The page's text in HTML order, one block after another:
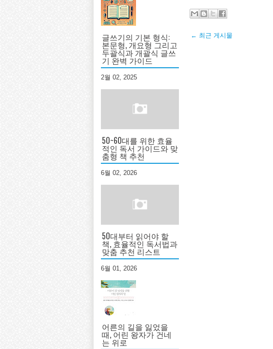
글쓰기의 기본 형식:
본문형, 개요형 그리고
두괄식과 개괄식 글쓰
기 완벽 가이드
2월 02, 2025
50~60대를 위한 효율
적인 독서 가이드와 맞
춤형 책 추천
6월 02, 2026
50대부터 읽어야 할
책, 효율적인 독서법과
맞춤 추천 리스트
6월 01, 2026
어른의 길을 잃었을
때, 어린 왕자가 건네
는 위로
← 최근 게시물